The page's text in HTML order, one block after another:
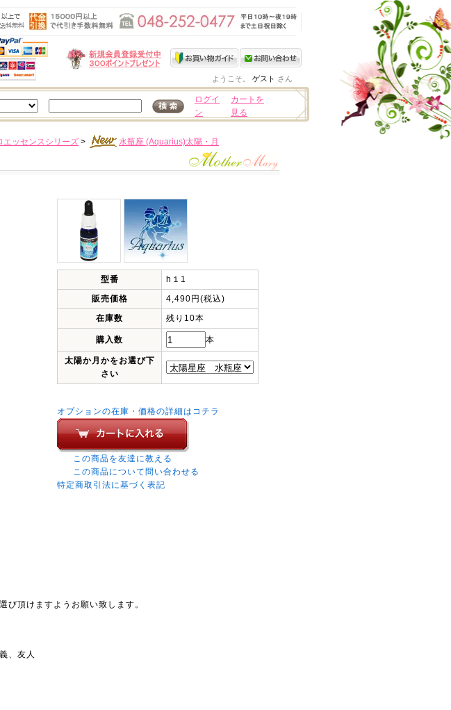
ようこそ。 ゲスト さん
ログイ
ン
カートを
見る
エッセンスシリーズ > 水瓶座 (Aquarius)太陽・月
型番
h１1
販売価格
4,490円(税込)
在庫数
残り10本
購入数 本
太陽か月かをお選び下
さい
オプションの在庫・価格の詳細はコチラ
この商品を友達に教える
この商品について問い合わせる
特定商取引法に基づく表記
び頂けますようお願い致します。
、友人